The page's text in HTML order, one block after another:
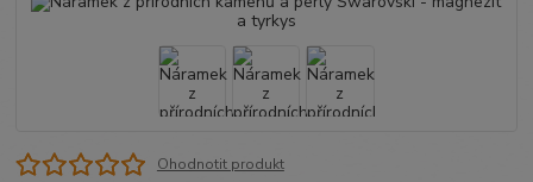
Ohodnotit produkt